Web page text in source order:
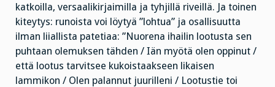
katkoilla, versaalikirjaimilla ja tyhjillä riveillä. Ja toinen
kiteytys: runoista voi löytyä ”lohtua” ja osallisuutta
ilman liiallista patetiaa: ”Nuorena ihailin lootusta sen
puhtaan olemuksen tähden / Iän myötä olen oppinut /
että lootus tarvitsee kukoistaakseen likaisen
lammikon / Olen palannut juurilleni / Lootustie toi